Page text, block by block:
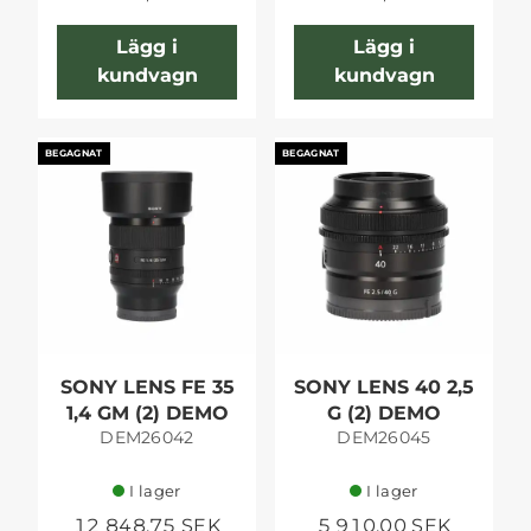
Lägg i
kundvagn
Lägg i
kundvagn
BEGAGNAT
SONY LENS FE 35
1,4 GM (2) DEMO
DEM26042
I lager
12 848,75 SEK
BEGAGNAT
SONY LENS 40 2,5
G (2) DEMO
DEM26045
I lager
5 910,00 SEK